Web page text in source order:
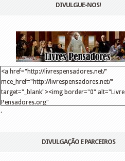
DIVULGUE-NOS!
<a href="http://livrespensadores.net/"
mce_href="http://livrespensadores.net/"
target="_blank"><img border="0"
Pensadores.org"
src="http://lh6.ggpht.com/_25pDjsdjolQ/
.
DIVULGAÇÃO E PARCEIROS